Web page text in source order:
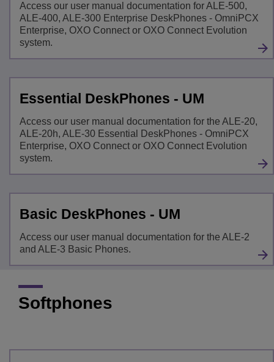
Access our user manual documentation for ALE-500,
ALE-400, ALE-300 Enterprise DeskPhones - OmniPCX
Enterprise, OXO Connect or OXO Connect Evolution
system.
Essential DeskPhones - UM
Access our user manual documentation for the ALE-20,
ALE-20h, ALE-30 Essential DeskPhones - OmniPCX
Enterprise, OXO Connect or OXO Connect Evolution
system.
Basic DeskPhones - UM
Access our user manual documentation for the ALE-2
and ALE-3 Basic Phones.
Softphones